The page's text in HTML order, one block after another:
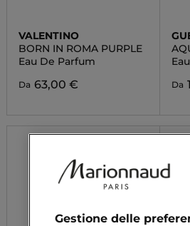
VALENTINO
BORN IN ROMA PURPLE
Eau De Parfum
Da 63,00 € Da
Gestione delle